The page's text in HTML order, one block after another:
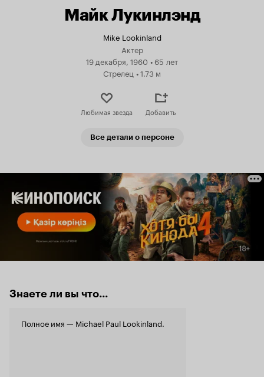
Майк Лукинлэнд
Mike Lookinland
Актер
19 декабря, 1960 • 65 лет
Стрелец •1.73 м
Любимая звезда Добавить
Все детали о персоне
Знаете ли вы что...
Полное имя — Michael Paul Lookinland.